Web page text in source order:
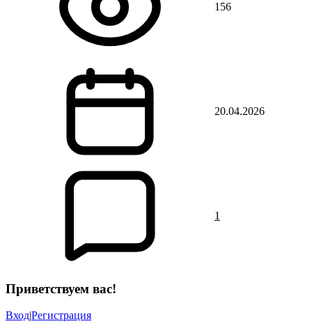
156
20.04.2026
1
Приветствуем вас!
Вход|Регистрация